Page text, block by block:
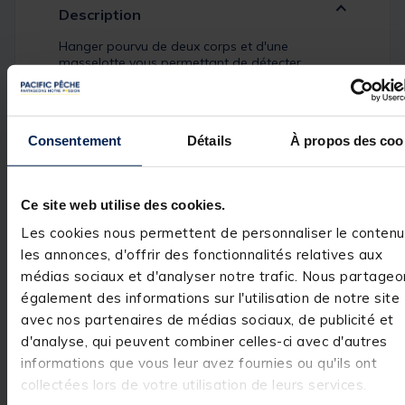
Consentement Détails À propos des
Ce site web utilise des cookies.
Les cookies nous permettent de personnaliser le
les annonces, d'offrir des fonctionnalités relatives aux
médias sociaux et d'analyser notre trafic. Nous
également des informations sur l'utilisation de notre site
avec nos partenaires de médias sociaux, de publicité et
d'analyse, qui peuvent combiner celles-ci avec d'autres
informations que vous leur avez fournies ou qu'ils ont
collectées lors de votre utilisation de leurs services.
Description
Hanger pourvu de deux corps et d'une
masselotte vous permettant de détecter
facilement chaque mouvement de votre ligne et
s'adaptant à chaque situation.
Spécifications
Réf.
P20296
Marque
TEAM CARPFISHING
Avis des pêcheurs